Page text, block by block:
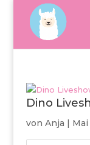
Dino
von Anja | Mai